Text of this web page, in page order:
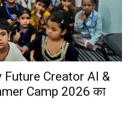
Future Creator AI &
Camp 2026 का